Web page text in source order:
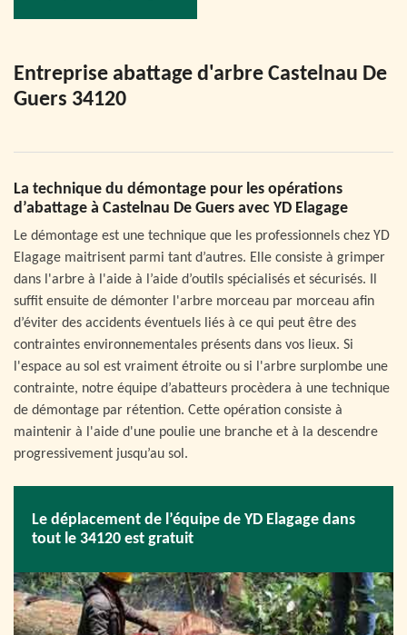
Entreprise abattage d'arbre Castelnau De
Guers 34120
La technique du démontage pour les opérations
d’abattage à Castelnau De Guers avec YD Elagage
Le démontage est une technique que les professionnels chez YD
Elagage maitrisent parmi tant d’autres. Elle consiste à grimper
dans l'arbre à l'aide à l’aide d’outils spécialisés et sécurisés. Il
suffit ensuite de démonter l'arbre morceau par morceau afin
d’éviter des accidents éventuels liés à ce qui peut être des
contraintes environnementales présents dans vos lieux. Si
l'espace au sol est vraiment étroite ou si l'arbre surplombe une
contrainte, notre équipe d’abatteurs procèdera à une technique
de démontage par rétention. Cette opération consiste à
maintenir à l'aide d'une poulie une branche et à la descendre
progressivement jusqu’au sol.
Le déplacement de l’équipe de YD Elagage dans
tout le 34120 est gratuit